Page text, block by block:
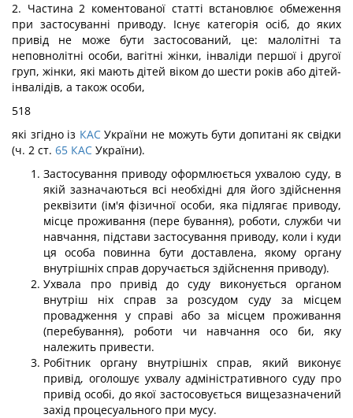
2. Частина 2 коментованої статті встановлює обмеження
при застосуванні приводу. Існує категорія осіб, до яких
привід не може бути застосований, це: малолітні та
неповнолітні особи, вагітні жінки, інваліди першої і другої
груп, жінки, які мають дітей віком до шести років або дітей-
інвалідів, а також особи,
518
які згідно із КАСУкраїни не можуть бути допитані як свідки
(ч. 2 ст. 65 КАС України).
Застосування приводу оформлюється ухвалою суду, в
якій зазначаються всі необхідні для його здійснення
реквізити (ім'я фізичної особи, яка підлягає приводу,
місце проживання (пере бування), роботи, служби чи
навчання, підстави застосування приводу, коли і куди
ця особа повинна бути доставлена, якому органу
внутрішніх справ доручається здійснення приводу).
Ухвала про привід до суду виконується органом
внутріш ніх справ за розсудом суду за місцем
провадження у справі або за місцем проживання
(перебування), роботи чи навчання осо би, яку
належить привести.
Робітник органу внутрішніх справ, який виконує
привід, оголошує ухвалу адміністративного суду про
привід особі, до якої застосовується вищезазначений
захід процесуального при мусу.